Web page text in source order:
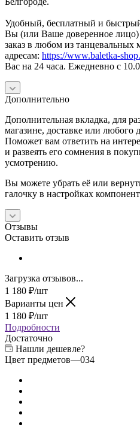
Удобный, бесплатный и
Вы (или Ваше доверенное лицо)
заказ в любом из танцевальных
адресам: https://www.baletka-
Вас на 24 часа. Ежедневно с
Дополнительно
Дополнительная вкладка, для
магазине, доставке или любого
Поможет вам ответить на
и развеять его сомнения в
усмотрению.
Вы можете убрать её или
галочку в настройках
Отзывы
Оставить отзыв
Загрузка отзывов...
1 180 ₽/шт
Варианты цен
1 180 ₽/шт
Подробности
Достаточно
Нашли дешевле?
Цвет предметов—034